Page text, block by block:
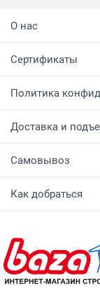
О нас
Сертификаты
Политика
Доставка и
Самовывоз
Как добраться